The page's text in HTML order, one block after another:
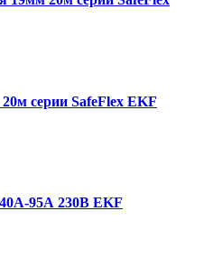
серии SafeFlex EKF
95А 230В EKF